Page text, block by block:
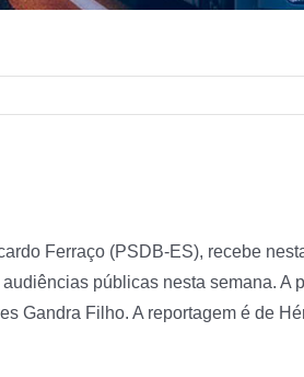
Ferraço (PSDB-ES), recebe
públicas nesta semana. A
Gandra Filho. A reportagem é de